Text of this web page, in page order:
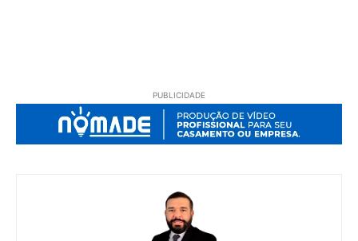
PUBLICIDADE